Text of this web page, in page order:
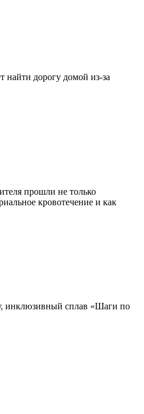
найти дорогу домой из-за
прошли не только
кровотечение и как
инклюзивный сплав «Шаги по